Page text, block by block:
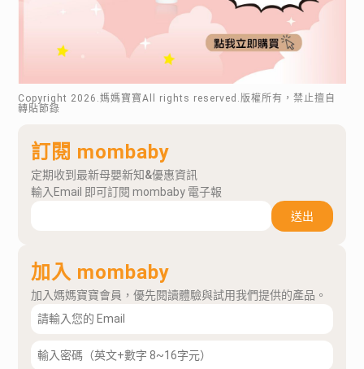
Copyright 2026 .媽媽寶寶All rights reserved.版權所有，禁止擅自
轉貼節錄
訂閱 mombaby
定期收到最新母嬰新知&優惠資訊
輸入Email 即可訂閱 mombaby 電子報
送出
加入 mombaby
加入媽媽寶寶會員，優先閱讀體驗與試用我們提供的產品。